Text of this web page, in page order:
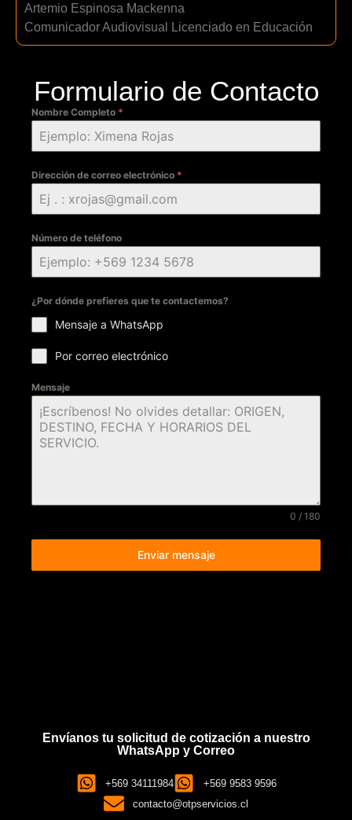
Artemio Espinosa Mackenna
Comunicador Audiovisual Licenciado en Educación
Formulario de Contacto
Nombre Completo *
Dirección de correo electrónico *
Número de teléfono
¿Por dónde prefieres que te contactemos?
Mensaje a WhatsApp
Por correo electrónico
Mensaje
0 / 180
Enviar mensaje
Envíanos tu solicitud de cotización a nuestro
WhatsApp y Correo
+569 34111984
+569 9583 9596
contacto@otpservicios.cl